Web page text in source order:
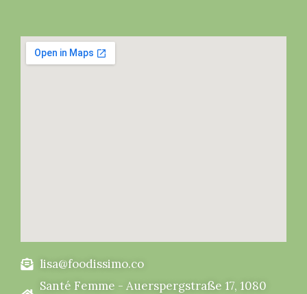
lisa@foodissimo.co
Santé Femme - Auerspergstraße 17, 1080